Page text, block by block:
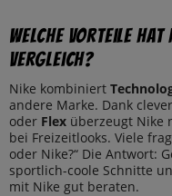
Welche Vorteile hat
Vergleich?
Nike kombiniert
andere Marke. Dank
oder Flex überzeugt Nike
bei Freizeitlooks. Viele
oder Nike?“ Die Antwort:
sportlich-coole Schnitte
mit Nike gut beraten.